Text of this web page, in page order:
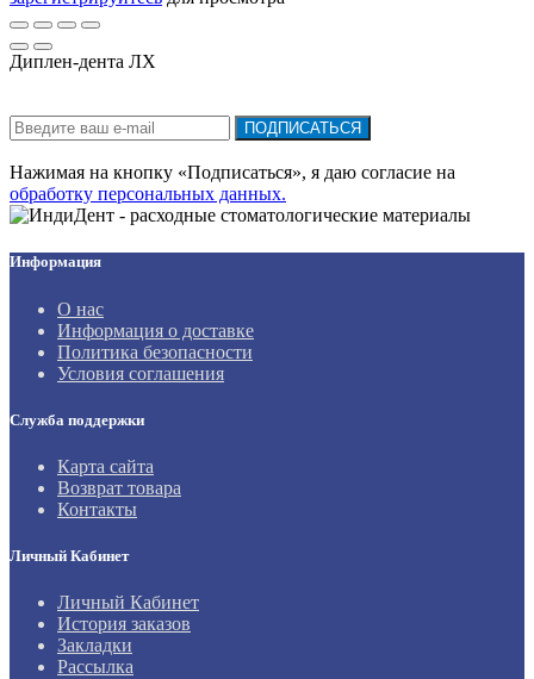
Диплен-дента ЛХ
ПОДПИСАТЬСЯ
Нажимая на кнопку «Подписаться», я даю cогласие на
обработку персональных данных.
Информация
О нас
Информация о доставке
Политика безопасности
Условия соглашения
Служба поддержки
Карта сайта
Возврат товара
Контакты
Личный Кабинет
Личный Кабинет
История заказов
Закладки
Рассылка